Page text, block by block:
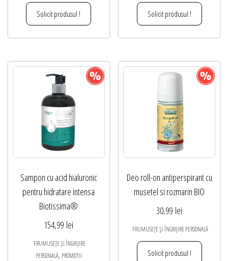
Solicit produsul ! Solicit produsul !
Sampon cu acid hialuronic
pentru hidratare intensa
Biotissima®
154,99 lei
FRUMUSEȚE ȘI ÎNGRIJIRE
PERSONALĂ, PROMOTII
Deo roll-on antiperspirant cu
musetel si rozmarin BIO
30,99 lei
FRUMUSEȚE ȘI ÎNGRIJIRE PERSONALĂ
Solicit produsul !